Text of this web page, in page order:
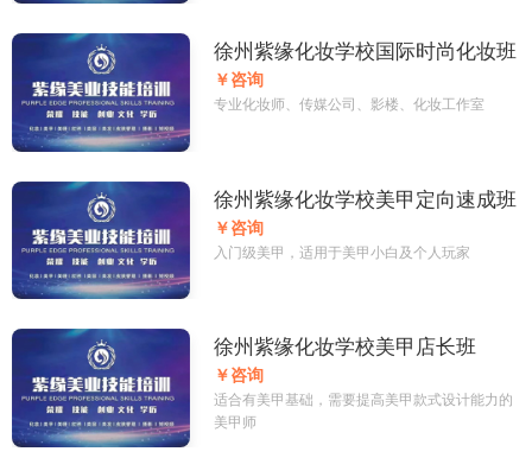
徐州紫缘化妆学校国际时尚化妆班
￥咨询
专业化妆师、传媒公司、影楼、化妆工作室
徐州紫缘化妆学校美甲定向速成班
￥咨询
入门级美甲，适用于美甲小白及个人玩家
徐州紫缘化妆学校美甲店长班
￥咨询
适合有美甲基础，需要提高美甲款式设计能力的
美甲师